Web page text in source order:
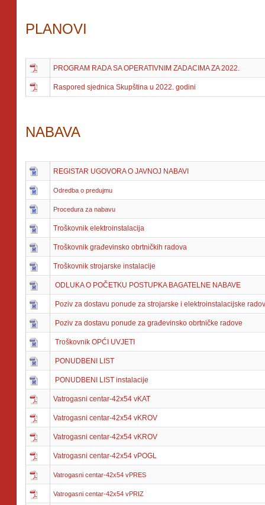
PLANOVI
PROGRAM RADA SA OPERATIVNIM ZADACIMA ZA 2022.
Raspored sjednica Skupština u 2022. godini
NABAVA
REGISTAR UGOVORA O JAVNOJ NABAVI
Odredba o predujmu
Procedura za nabavu
Troškovnik elektroinstalacija
Troškovnik građevinsko obrtničkih radova
Troškovnik strojarske instalacije
ODLUKA O POČETKU POSTUPKA BAGATELNE NABAVE
Poziv za dostavu ponude za strojarske i elektroinstalacijske
Poziv za dostavu ponude za građevinsko obrtničke radove
Troškovnik OPĆI UVJETI
PONUDBENI LIST
PONUDBENI LIST instalacije
Vatrogasni centar-42x54 vKAT
Vatrogasni centar-42x54 vKROV
Vatrogasni centar-42x54 vKROV
Vatrogasni centar-42x54 vPOGL
Vatrogasni centar-42x54 vPRES
Vatrogasni centar-42x54 vPRIZ